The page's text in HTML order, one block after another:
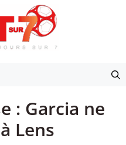
: Garcia ne
Lens